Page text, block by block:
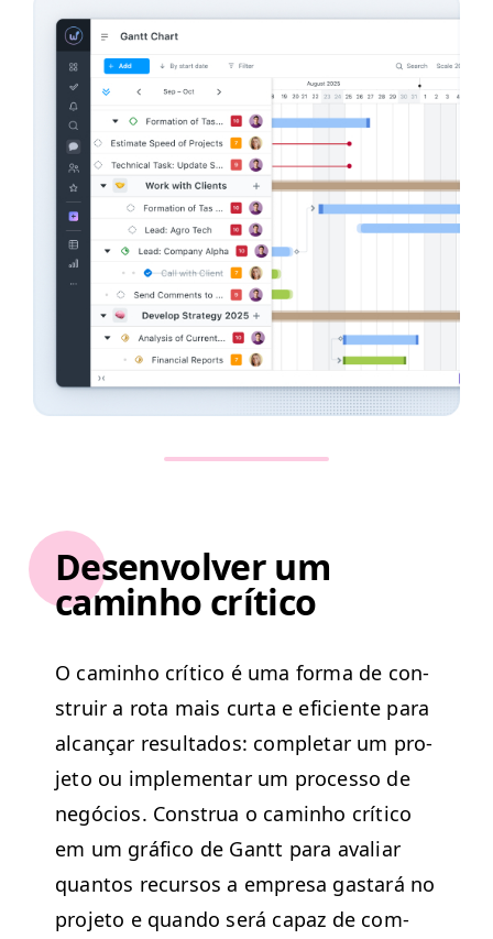
Desenvolver um
caminho crítico
O cam­in­ho críti­co é uma for­ma de con­
stru­ir a rota mais cur­ta e efi­ciente para
alcançar resul­ta­dos: com­ple­tar um pro­
je­to ou imple­men­tar um proces­so de
negó­cios. Con­strua o cam­in­ho críti­co
em um grá­fi­co de Gantt para avaliar
quan­tos recur­sos a empre­sa gas­tará no
pro­je­to e quan­do será capaz de com­